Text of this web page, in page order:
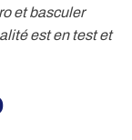
et basculer
est en test et